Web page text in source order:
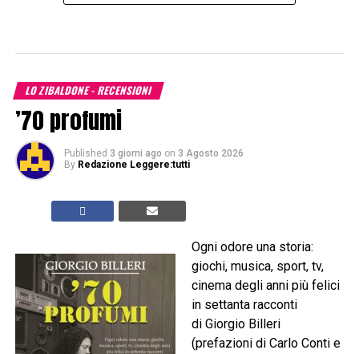
LO ZIBALDONE - RECENSIONI
’70 profumi
Published 3 giorni ago on 3 Agosto 2026
By Redazione Leggere:tutti
Ogni odore una storia:
giochi, musica, sport, tv,
cinema degli anni più felici
in settanta racconti
di Giorgio Billeri
(prefazioni di Carlo Conti e